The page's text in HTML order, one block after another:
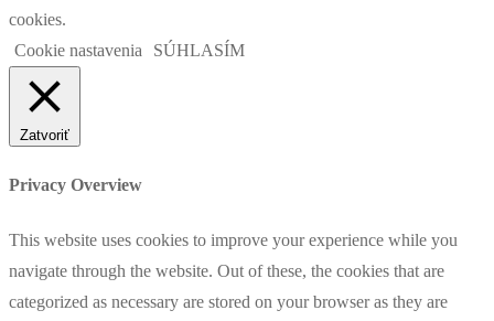
cookies.
Cookie nastavenia
SÚHLASÍM
Zatvoriť
Privacy Overview
This website uses cookies to improve your experience while you
navigate through the website. Out of these, the cookies that are
categorized as necessary are stored on your browser as they are